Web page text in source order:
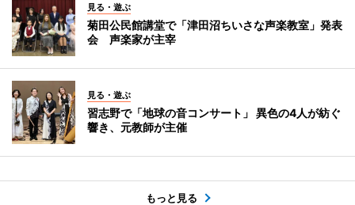
見る・遊ぶ
菊田公民館講堂で「津田沼ちいさな声楽教室」発表
会 声楽家が主宰
見る・遊ぶ
習志野で「地球の音コンサート」 異色の4人が紡ぐ
響き、元教師が主催
もっと見る